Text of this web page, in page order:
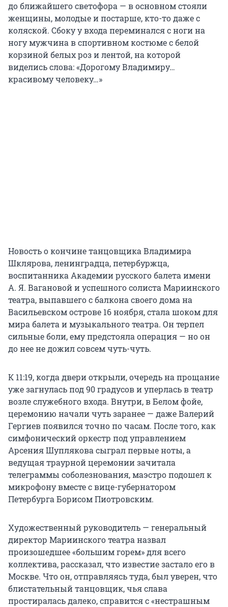
до ближайшего светофора — в основном стояли
женщины, молодые и постарше, кто-то даже с
коляской. Сбоку у входа переминался с ноги на
ногу мужчина в спортивном костюме с белой
корзиной белых роз и лентой, на которой
виделись слова: «Дорогому Владимиру…
красивому человеку…»
Новость о кончине танцовщика Владимира
Шклярова, ленинградца, петербуржца,
воспитанника Академии русского балета имени
А. Я. Вагановой и успешного солиста Мариинского
театра, выпавшего с балкона своего дома на
Васильевском острове 16 ноября, стала шоком для
мира балета и музыкального театра. Он терпел
сильные боли, ему предстояла операция — но он
до нее не дожил совсем чуть-чуть.
К 11:19, когда двери открыли, очередь на прощание
уже загнулась под 90 градусов и уперлась в театр
возле служебного входа. Внутри, в Белом фойе,
церемонию начали чуть заранее — даже Валерий
Гергиев появился точно по часам. После того, как
симфонический оркестр под управлением
Арсения Шуплякова сыграл первые ноты, а
ведущая траурной церемонии зачитала
телеграммы соболезнования, маэстро подошел к
микрофону вместе с вице-губернатором
Петербурга Борисом Пиотровским.
Художественный руководитель — генеральный
директор Мариинского театра назвал
произошедшее «большим горем» для всего
коллектива, рассказал, что известие застало его в
Москве. Что он, отправляясь туда, был уверен, что
блистательный танцовщик, чья слава
простиралась далеко, справится с «нестрашным